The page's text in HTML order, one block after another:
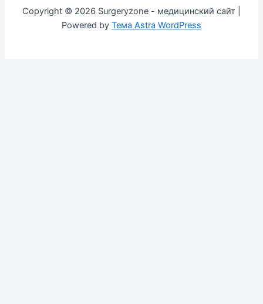
Copyright © 2026 Surgeryzone - медицинский сайт |
Powered by Тема Astra WordPress